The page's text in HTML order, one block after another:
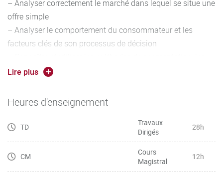
– Analyser correctement le marché dans lequel se situe une
offre simple
– Analyser le comportement du consommateur et les
facteurs clés de son processus de décision
stratégies de ciblage et de positionnement
Lire plus
Heures d'enseignement
TD
Travaux
Dirigés
28h
CM
Cours
Magistral
12h